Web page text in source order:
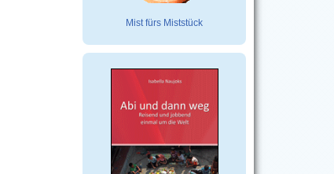
Mist fürs Miststück